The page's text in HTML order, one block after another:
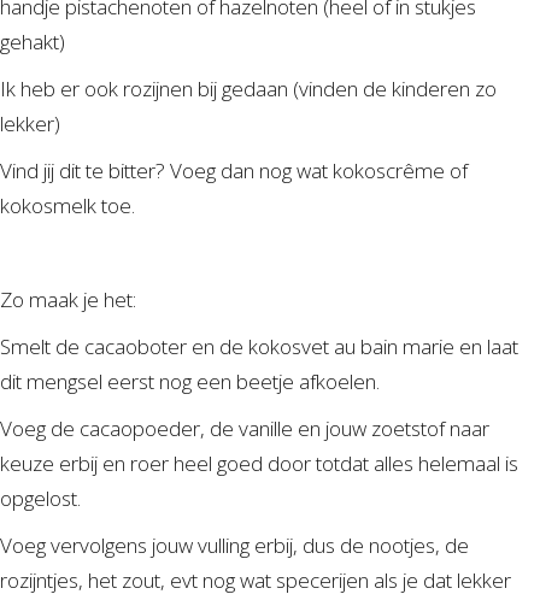
handje pistachenoten of hazelnoten (heel of in stukjes
gehakt)
Ik heb er ook rozijnen bij gedaan (vinden de kinderen zo
lekker)
Vind jij dit te bitter? Voeg dan nog wat kokoscrême of
kokosmelk toe.
Zo maak je het:
Smelt de cacaoboter en de kokosvet au bain marie en laat
dit mengsel eerst nog een beetje afkoelen.
Voeg de cacaopoeder, de vanille en jouw zoetstof naar
keuze erbij en roer heel goed door totdat alles helemaal is
opgelost.
Voeg vervolgens jouw vulling erbij, dus de nootjes, de
rozijntjes, het zout, evt nog wat specerijen als je dat lekker